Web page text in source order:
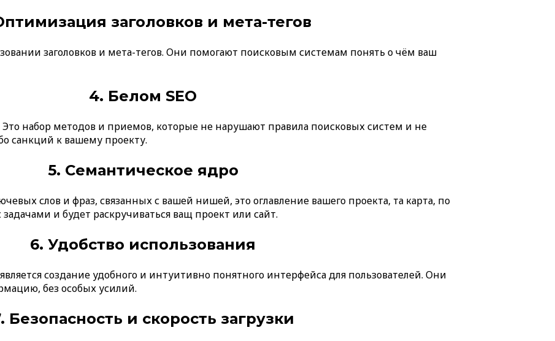
заголовков и мета-тегов
заголовков и мета-тегов. Они помогают поисковым системам понять о чём ваш
4. Белом SEO
Это набор методов и приемов, которые не нарушают правила поисковых систем и не
санкций к вашему проекту.
5. Семантическое ядро
слов и фраз, связанных с вашей нишей, это оглавление вашего проекта, та карта, по
и будет раскручиваться ващ проект или сайт.
6. Удобство использования
создание удобного и интуитивно понятного интерфейса для пользователей. Они
без особых усилий.
Безопасность и скорость загрузки